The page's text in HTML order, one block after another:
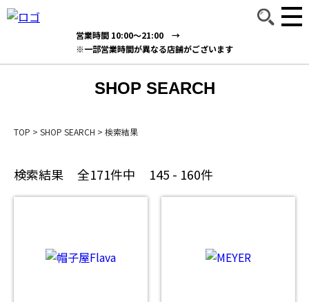
営業時間 10:00～21:00 →
※一部営業時間が異なる店舗がございます
SHOP SEARCH
TOP > SHOP SEARCH > 検索結果
検索結果 全171件中 145 - 160件